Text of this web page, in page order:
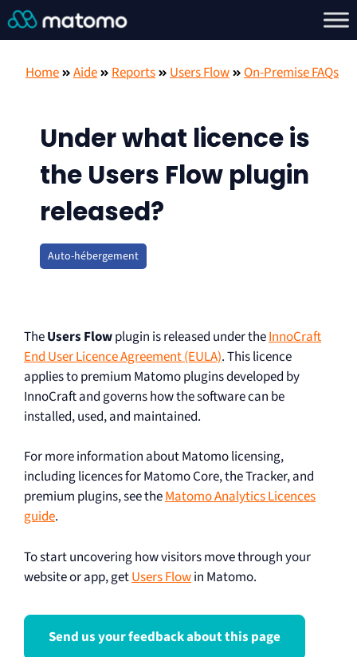
Home Aide Reports Users Flow On-Premise FAQs
Under what licence is
the Users Flow plugin
released?
Auto-hébergement
TheUsers Flowplugin is released under theInnoCraft
End User Licence Agreement (EULA). This licence
applies to premium Matomo plugins developed by
InnoCraft and governs how the software can be
installed, used, and maintained.
For more information about Matomo licensing,
including licences for Matomo Core, the Tracker, and
premium plugins, see theMatomo Analytics Licences
guide.
To start uncovering how visitors move through your
website or app, getUsers Flowin Matomo.
Send us your feedback about this page